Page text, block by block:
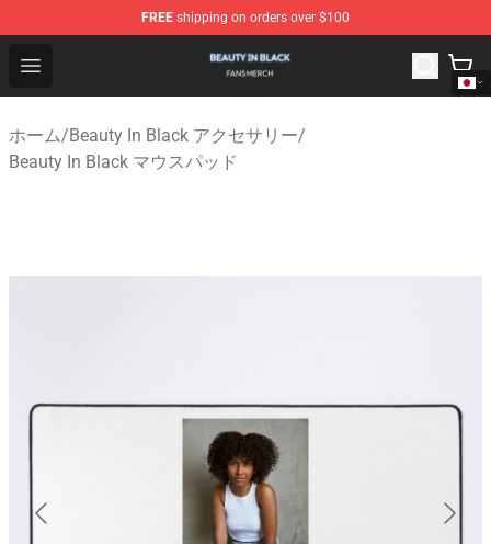
FREE shipping on orders over $100
Open menu
Beauty In Black Shop - Official Beauty In Black
ホーム/Beauty In Black アクセサリー/
Beauty In Black マウスパッド